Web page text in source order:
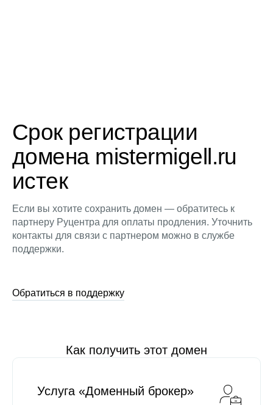
Срок регистрации
домена mistermigell.ru
истек
Если вы хотите сохранить домен — обратитесь к
партнеру Руцентра для оплаты продления. Уточнить
контакты для связи с партнером можно в службе
поддержки.
Обратиться в поддержку
Как получить этот домен
Услуга «Доменный брокер»